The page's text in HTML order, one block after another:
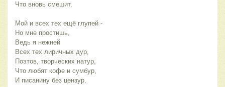
Что вновь смешит.
Мой и всех тех ещё глупей -
Но мне простишь,
Ведь я нежней
Всех тех лиричных дур,
Поэтов, творческих натур,
Что любят кофе и сумбур,
И писанину без цензур.